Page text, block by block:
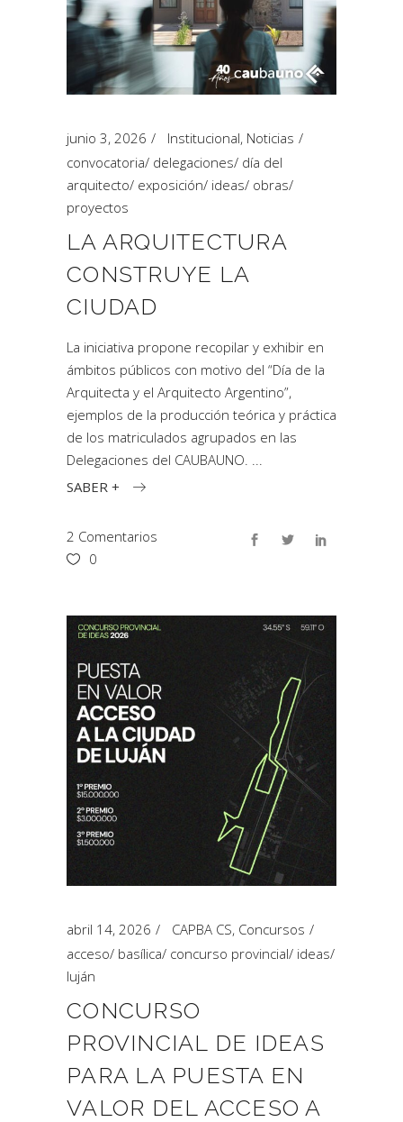
junio 3, 2026 Institucional, Noticias
convocatoria/ delegaciones/ día del
arquitecto/ exposición/ ideas/ obras/
proyectos
LA ARQUITECTURA
CONSTRUYE LA
CIUDAD
La iniciativa propone recopilar y exhibir en
ámbitos públicos con motivo del “Día de la
Arquitecta y el Arquitecto Argentino”,
ejemplos de la producción teórica y práctica
de los matriculados agrupados en las
Delegaciones del CAUBAUNO.
SABER +
2 Comentarios
0
abril 14, 2026 CAPBA CS, Concursos
acceso/ basílica/ concurso provincial/ ideas/
luján
CONCURSO
PROVINCIAL DE IDEAS
PARA LA PUESTA EN
VALOR DEL ACCESO A